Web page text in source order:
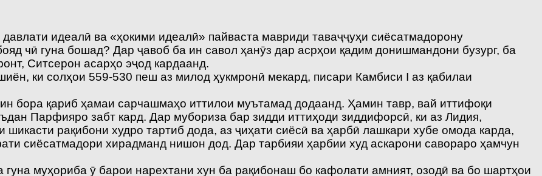
идеалӣ ва «ҳокими идеалӣ» пайваста мавриди таваҷҷуҳи сиёсатмадорону
чӣ гуна бошад? Дар ҷавоб ба ин савол ҳанӯз дар асрҳои қадим донишмандони бузург, ба
Ситсерон асарҳо эҷод кардаанд.
ки солҳои 559-530 пеш аз милод ҳукмронӣ мекард, писари Камбиси I аз қабилаи
бора қариб ҳамаи сарчашмаҳо иттилои муътамад додаанд. Ҳамин тавр, вай иттифоқи
Парфияро забт кард. Дар мубориза бар зидди иттиҳоди зиддифорсӣ, ки аз Лидия,
рақибони худро тартиб дода, аз ҷиҳати сиёсӣ ва ҳарбӣ лашкари хубе омода карда,
сиёсатмадори хирадманд нишон дод. Дар тарбияи ҳарбии худ аскарони савораро ҳамчун
муҳориба ӯ барои нарехтани хун ба рақибонаш бо кафолати амният, озодӣ ва бо шартҳои